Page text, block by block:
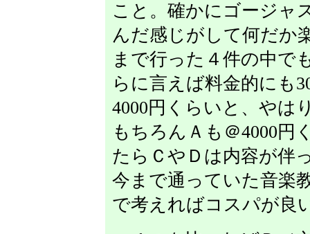
こと。確かにゴージャ
んだ感じがして何だか
まで行った４件の中で
らに言えば料金的にも
4000円くらいと、やは
もちろんＡも＠4000円
たらＣやＤは内容が伴
今まで通っていた音楽
で考えればコスパが良